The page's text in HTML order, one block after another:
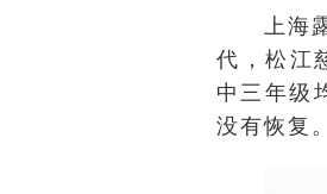
上海
代，松江
中三年级
没有恢复。